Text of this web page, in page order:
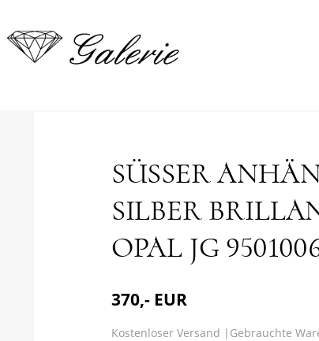
SÜSSER
SILBER
OPAL JG
370,- EUR
Kostenloser Versand | Gebrauchte